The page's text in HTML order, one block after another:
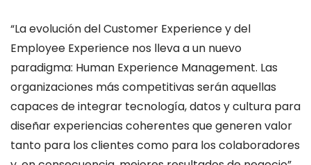
“La evolución del Customer Experience y del
Employee Experience nos lleva a un nuevo
paradigma: Human Experience Management. Las
organizaciones más competitivas serán aquellas
capaces de integrar tecnología, datos y cultura para
diseñar experiencias coherentes que generen valor
tanto para los clientes como para los colaboradores